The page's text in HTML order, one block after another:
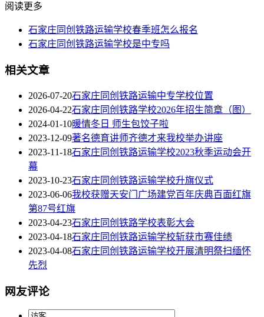
阅读更多
石家庄同创铁路运输学校春季班怎么报名
石家庄同创铁路运输学校是中专吗
相关文章
2026-07-20石家庄同创铁路运输中专学校位置
2026-04-22石家庄同创铁路学校2026年招生简章（图）
2024-01-10暖情冬日 师生包饺子啦
2023-12-09著名德育讲师齐德才来我校举办讲座
2023-11-18石家庄同创铁路运输学校2023秋季运动会开
幕
2023-10-23石家庄同创铁路运输学校升旗仪式
2023-06-06我校获赠天安门广场建党百年庆典百面红旗
第87号红旗
2023-04-23石家庄同创铁路学校表彰大会
2023-04-18石家庄同创铁路运输学校斩获市赛佳绩
2023-04-08石家庄同创铁路运输学校开展清明祭扫缅怀
先烈
网友评论